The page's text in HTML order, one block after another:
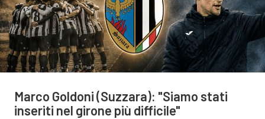
Marco Goldoni (Suzzara): "Siamo stati
inseriti nel girone più difficile"